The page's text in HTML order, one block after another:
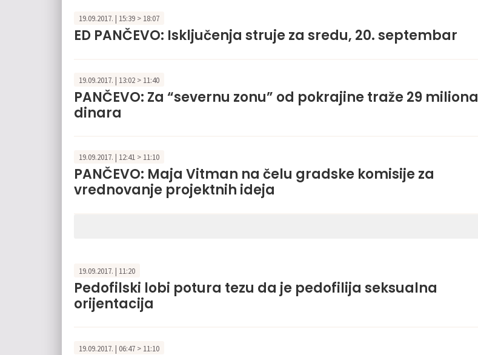
19.09.2017. | 15:39 > 18:07
ED PANČEVO: Isključenja struje za sredu, 20. septembar
19.09.2017. | 13:02 > 11:40
PANČEVO: Za “severnu zonu” od pokrajine traže 29 miliona
dinara
19.09.2017. | 12:41 > 11:10
PANČEVO: Maja Vitman na čelu gradske komisije za
vrednovanje projektnih ideja
19.09.2017. | 11:20
Pedofilski lobi potura tezu da je pedofilija seksualna
orijentacija
19.09.2017. | 06:47 > 11:10